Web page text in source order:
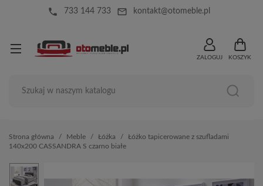
local_phone 733 144 733 mail_outline kontakt@otomeble.pl
ZALOGUJ KOSZYK
Strona główna Meble Łóżka
Łóżko tapicerowane z szufladami
140x200 CASSANDRA S czarno białe